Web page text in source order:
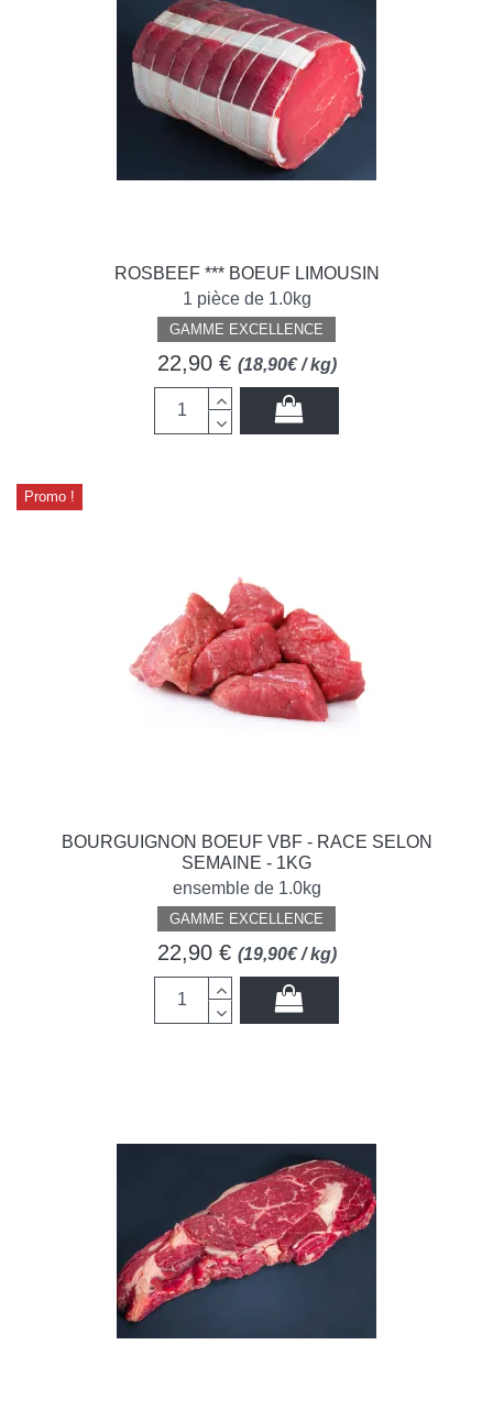
ROSBEEF *** BOEUF LIMOUSIN
1 pièce de 1.0kg
GAMME EXCELLENCE
22,90 € (18,90€ / kg)
Promo !
BOURGUIGNON BOEUF VBF - RACE SELON
SEMAINE - 1KG
ensemble de 1.0kg
GAMME EXCELLENCE
22,90 € (19,90€ / kg)